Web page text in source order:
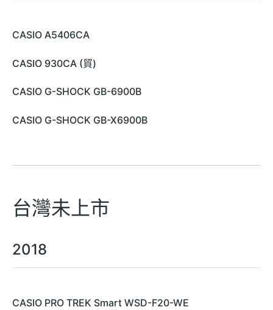
CASIO A5406CA
CASIO 930CA (貿)
CASIO G-SHOCK GB-6900B
CASIO G-SHOCK GB-X6900B
台灣未上市
2018
CASIO PRO TREK Smart WSD-F20-WE